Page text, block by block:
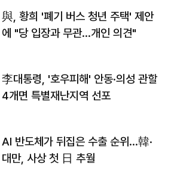
與, 황희 '폐기 버스 청년 주택' 제안
에 "당 입장과 무관…개인 의견"
李대통령, '호우피해' 안동·의성 관할
4개면 특별재난지역 선포
AI 반도체가 뒤집은 수출 순위…韓·
대만, 사상 첫 日 추월